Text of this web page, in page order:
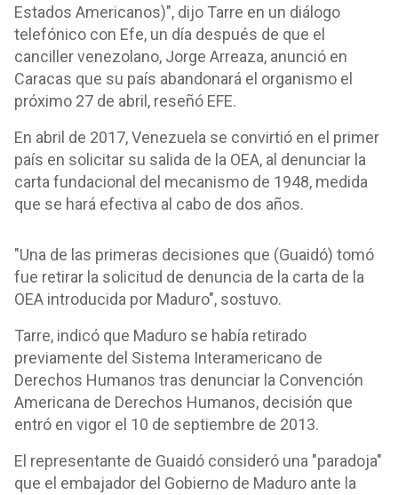
Estados Americanos)", dijo Tarre en un diálogo
telefónico con Efe, un día después de que el
canciller venezolano, Jorge Arreaza, anunció en
Caracas que su país abandonará el organismo el
próximo 27 de abril, reseñó EFE.
En abril de 2017, Venezuela se convirtió en el primer
país en solicitar su salida de la OEA, al denunciar la
carta fundacional del mecanismo de 1948, medida
que se hará efectiva al cabo de dos años.
"Una de las primeras decisiones que (Guaidó) tomó
fue retirar la solicitud de denuncia de la carta de la
OEA introducida por Maduro", sostuvo.
Tarre, indicó que Maduro se había retirado
previamente del Sistema Interamericano de
Derechos Humanos tras denunciar la Convención
Americana de Derechos Humanos, decisión que
entró en vigor el 10 de septiembre de 2013.
El representante de Guaidó consideró una "paradoja"
que el embajador del Gobierno de Maduro ante la